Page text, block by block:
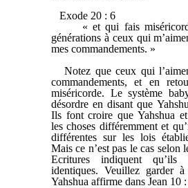
Exode 20 : 6
« et qui fais
générations à ceux qui
mes commandements. »
Notez que ceux qui
commandements, et en
miséricorde. Le système
désordre en disant que
Ils font croire que Yahshua
les choses différemment et
différentes sur les lois
Mais ce n’est pas le cas selon
Ecritures indiquent
identiques. Veuillez garder
Yahshua affirme dans Jean 10